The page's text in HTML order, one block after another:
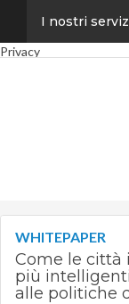
I nostri
Green economy
Privacy
WHITEPAPER
Come le città
più
alle politiche